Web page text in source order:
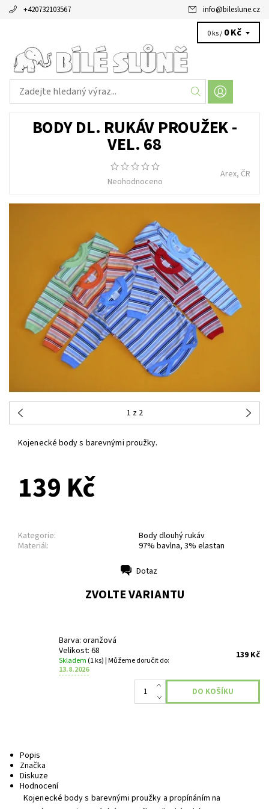
+420732103567 info@bileslune.cz
0 ks / 0 Kč
BODY DL. RUKÁV PROUŽEK -
VEL. 68
Neohodnoceno
Arex, ČR
1 z 2
Kojenecké body s barevnými proužky.
139 Kč
Kategorie:
Body dlouhý rukáv
Materiál:
97% bavlna, 3% elastan
Dotaz
ZVOLTE VARIANTU
Barva: oranžová
Velikost: 68
Skladem (1 ks)| Můžeme doručit do:
13.8.2026
139 Kč
Popis
Značka
Diskuze
Hodnocení
Kojenecké body s barevnými proužky a propínáním na